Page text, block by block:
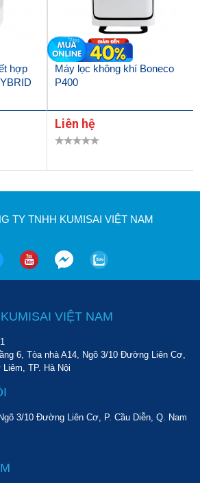
hợp
Máy lọc không khí Boneco
P400
Liên hệ
TY TNHH KUMISAI VIỆT NAM
VIỆT NAM
6, Tòa nhà A14, Ngõ 3/10 Đường Liên Cơ,
TP. Hà Nội
3/10 Đường Liên Cơ, P. Cầu Diễn, Q. Nam